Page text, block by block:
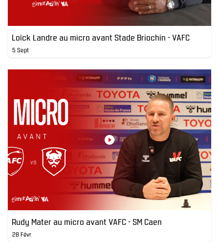
Loïck Landre au micro avant Stade Briochin - VAFC
5 Sept
Rudy Mater au micro avant VAFC - SM Caen
28 Févr